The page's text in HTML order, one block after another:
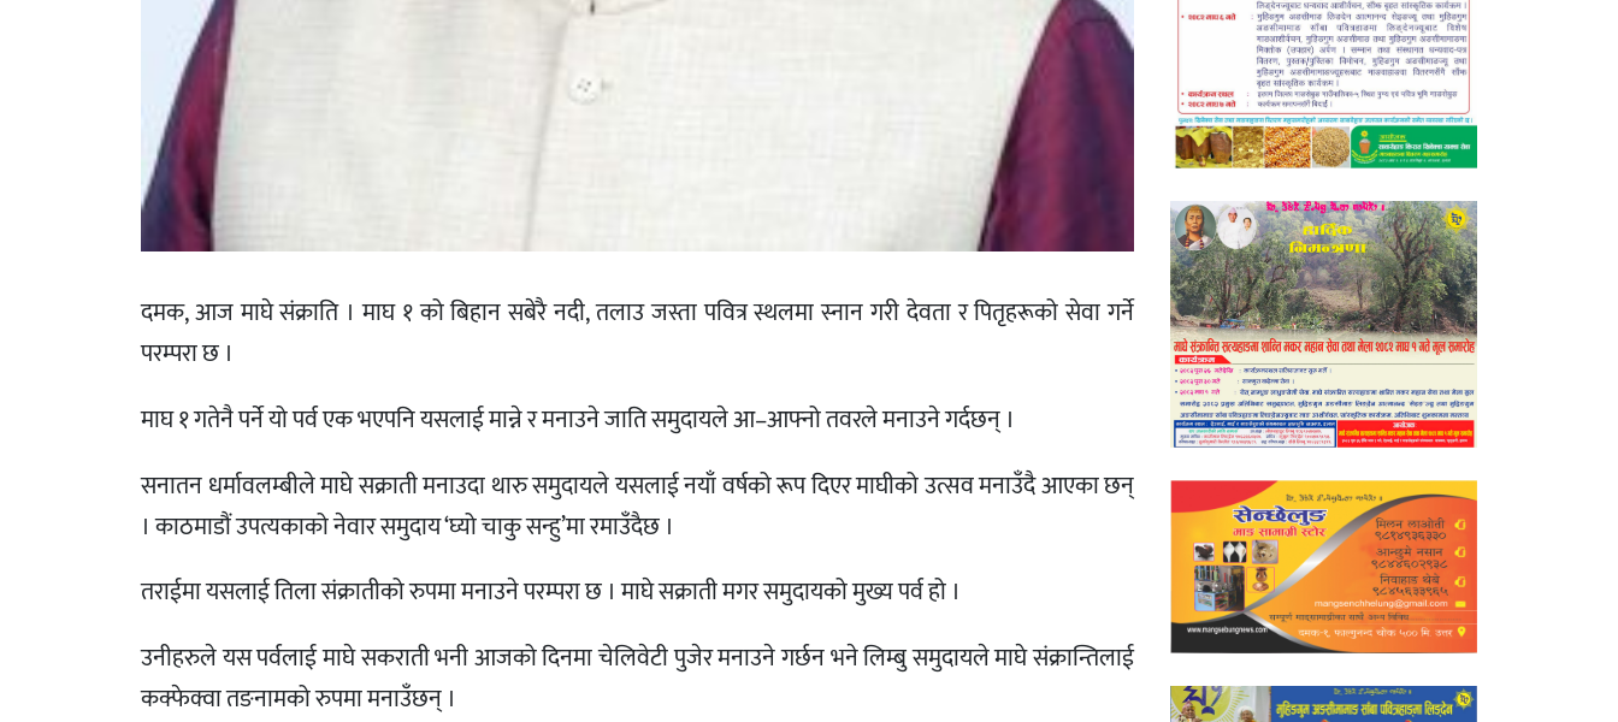
दमक, आज माघे संक्राति । माघ १ को बिहान सबेरै नदी, तलाउ जस्ता पवित्र स्थलमा स्नान गरी देवता र पितृहरूको सेवा गर्ने
परम्परा छ ।
माघ १ गतेनै पर्ने यो पर्व एक भएपनि यसलाई मान्ने र मनाउने जाति समुदायले आ–आफ्नो तवरले मनाउने गर्दछन् ।
सनातन धर्मावलम्बीले माघे सक्राती मनाउदा थारु समुदायले यसलाई नयाँ वर्षको रूप दिएर माघीको उत्सव मनाउँदै आएका छन्
। काठमाडौं उपत्यकाको नेवार समुदाय ‘घ्यो चाकु सन्हु’मा रमाउँदैछ ।
तराईमा यसलाई तिला संक्रातीको रुपमा मनाउने परम्परा छ । माघे सक्राती मगर समुदायको मुख्य पर्व हो ।
उनीहरुले यस पर्वलाई माघे सकराती भनी आजको दिनमा चेलिवेटी पुजेर मनाउने गर्छन भने लिम्बु समुदायले माघे संक्रान्तिलाई
कक्फेक्वा तङनामको रुपमा मनाउँछन् ।